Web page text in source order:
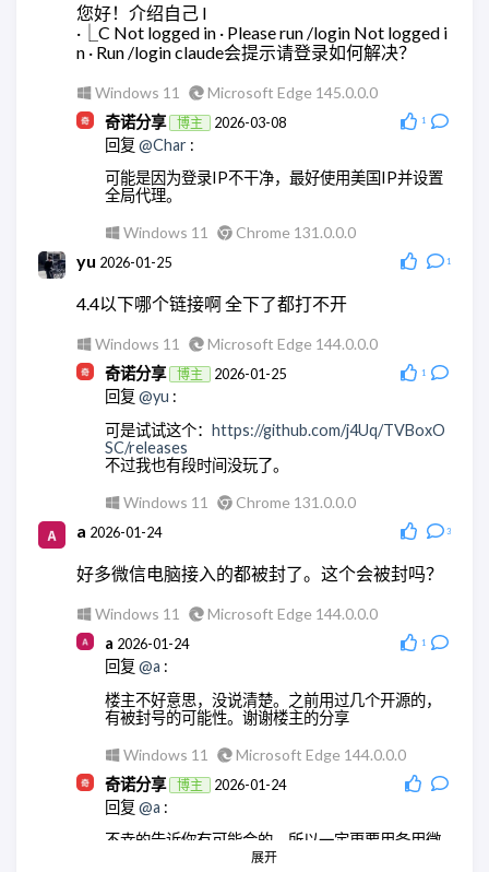
回复@奇诺分享
集成没问题，但是全都跑大模型。有点贵。还是用
AstrBot api的方便点
Windows 11 Microsoft Edge 148.0.0.0
嗯，这里是正常的
Windows 10 Microsoft Edge 145.0.0.0
ddy2026-03-18
回复@奇诺分享 :
我重新来了一遍，现在可以了，非常感谢！！
Windows 10
Microsoft Edge 145.0.0.0
回复@ddy:
Android Quince Tart Chrome 146.0.0.0
您好！介绍自己 l
·⎿C Not logged in · Please run /login Not logged i
n · Run /login claude会提示请登录如何解决？
Windows 11
Microsoft Edge 145.0.0.0
奇诺分享
博主 2026-03-08 1
回复 @Char :
可能是因为登录IP不干净，最好使用美国IP并设置
全局代理。
Windows 11 Chrome 131.0.0.0
yu 2026-01-25 1
4.4以下哪个链接啊 全下了都打不开
Windows 11
Microsoft Edge 144.0.0.0
奇诺分享
博主 2026-01-25 1
回复 @yu :
可是试试这个： https://github.com/j4Uq/TVBoxO
SC/releases
不过我也有段时间没玩了。
Windows 11 Chrome 131.0.0.0
a 2026-01-24 3
好多微信电脑接入的都被封了。这个会被封吗？
Windows 11
Microsoft Edge 144.0.0.0
a 2026-01-24 1
回复 @a :
楼主不好意思，没说清楚。之前用过几个开源的，
有被封号的可能性。谢谢楼主的分享
Windows 11
Microsoft Edge 144.0.0.0
奇诺分享
博主 2026-01-24
回复 @a :
不幸的告诉你有可能会的，所以一定更要用备用微
展开